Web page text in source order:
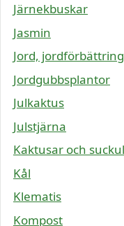
Järnekbuskar
Jasmin
Jord,
Jordgubbsplantor
Julkaktus
Julstjärna
Kaktusar och
Kål
Klematis
Kompost